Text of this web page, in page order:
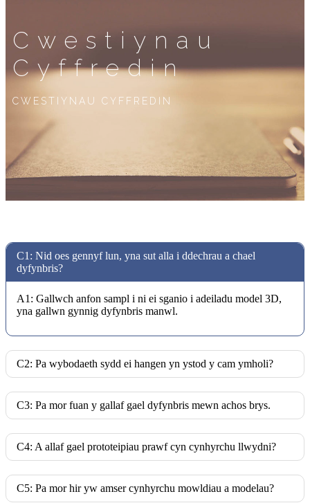
Cwestiynau
Cyffredin
CWESTIYNAU CYFFREDIN
C1: Nid oes gennyf lun, yna sut alla i ddechrau a chael
dyfynbris?
A1: Gallwch anfon sampl i ni ei sganio i adeiladu model 3D,
yna gallwn gynnig dyfynbris manwl.
C2: Pa wybodaeth sydd ei hangen yn ystod y cam ymholi?
C3: Pa mor fuan y gallaf gael dyfynbris mewn achos brys.
C4: A allaf gael prototeipiau prawf cyn cynhyrchu llwydni?
C5: Pa mor hir yw amser cynhyrchu mowldiau a modelau?